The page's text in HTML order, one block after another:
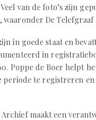
van de foto’s zijn
De
in goede staat en
in
Poppe de Boer helpt
periode te registreren
maakt een